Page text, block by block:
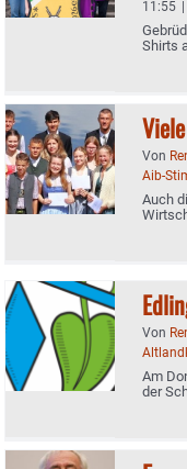
11:55 |
Shirts
Von
Aib-
Auch
Von
Am
der